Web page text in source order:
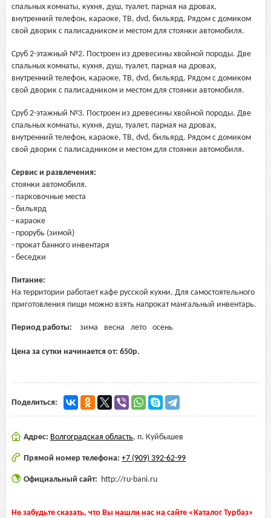
спальных комнаты, кухня, душ, туалет, парная на дровах,
внутренний телефон, караоке, ТВ, dvd, бильярд. Рядом с домиком
свой дворик с палисадником и местом для стоянки автомобиля.
Сруб 2-этажный №2. Построен из древесины хвойной породы. Две
спальных комнаты, кухня, душ, туалет, парная на дровах,
внутренний телефон, караоке, ТВ, dvd, бильярд. Рядом с домиком
свой дворик с палисадником и местом для стоянки автомобиля.
Сруб 2-этажный №3. Построен из древесины хвойной породы. Две
спальных комнаты, кухня, душ, туалет, парная на дровах,
внутренний телефон, караоке, ТВ, dvd, бильярд. Рядом с домиком
свой дворик с палисадником и местом для стоянки автомобиля.
Сервис и развлечения:
стоянки автомобиля.
- парковочные места
- бильярд
- караоке
- прорубь (зимой)
- прокат банного инвентаря
- беседки
Питание:
На территории работает кафе русской кухни. Для самостоятельного
приготовления пищи можно взять напрокат мангальный инвентарь.
Период работы: зима весна лето осень
Цена за сутки начинается от: 650р.
Поделиться:
Адрес: Волгоградская область, п. Куйбышев
Прямой номер телефона: +7 (909) 392-62-99
Официальный сайт: http://ru-bani.ru
Не забудьте сказать, что Вы нашли нас на сайте «Каталог Турбаз»